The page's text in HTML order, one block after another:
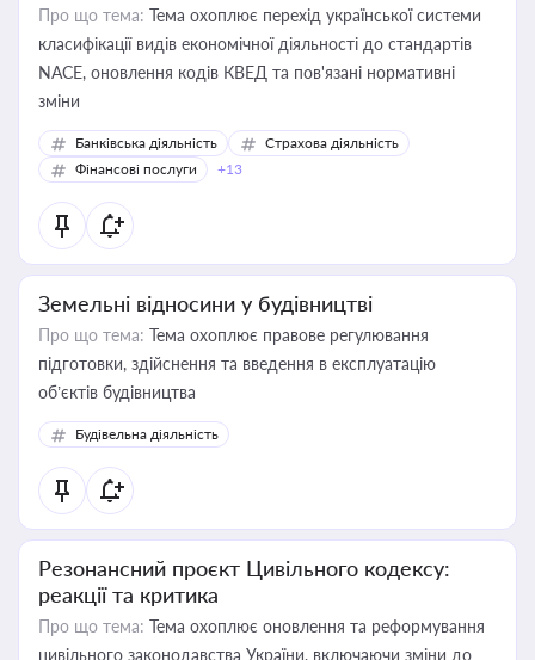
Про що тема: Тема охоплює перехід української системи
класифікації видів економічної діяльності до стандартів
NACE, оновлення кодів КВЕД та пов'язані нормативні
зміни
Банківська діяльність
Страхова діяльність
Фінансові послуги
+13
Земельні відносини у будівництві
Про що тема: Тема охоплює правове регулювання
підготовки, здійснення та введення в експлуатацію
об’єктів будівництва
Будівельна діяльність
Резонансний проєкт Цивільного кодексу:
реакції та критика
Про що тема: Тема охоплює оновлення та реформування
цивільного законодавства України, включаючи зміни до